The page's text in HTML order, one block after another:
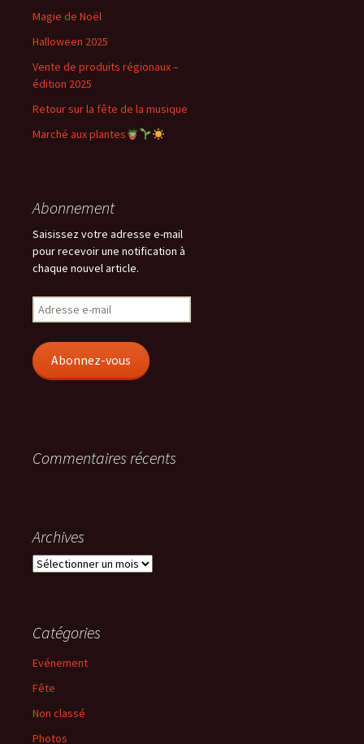
Magie de Noël
Halloween 2025
Vente de produits régionaux –
édition 2025
Retour sur la fête de la musique
Marché aux plantes
Abonnement
Saisissez votre adresse e-mail
pour recevoir une notification à
chaque nouvel article.
Adresse
e-
Abonnez-vous
Commentaires récents
Archives
Archives
Catégories
Evénement
Fête
Non classé
Photos